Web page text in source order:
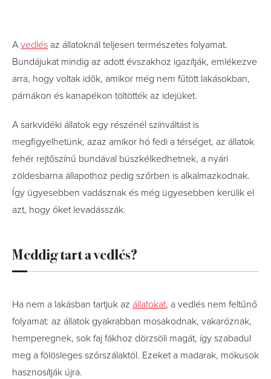
A vedlés az állatoknál teljesen természetes folyamat.
Bundájukat mindig az adott évszakhoz igazítják, emlékezve
arra, hogy voltak idők, amikor még nem fűtött lakásokban,
párnákon és kanapékon töltötték az idejüket.
A sarkvidéki állatok egy részénél színváltást is
megfigyelhetünk, azaz amikor hó fedi a térséget, az állatok
fehér rejtőszínű bundával büszkélkedhetnek, a nyári
zöldesbarna állapothoz pedig szőrben is alkalmazkodnak.
Így ügyesebben vadásznak és még ügyesebben kerülik el
azt, hogy őket levadásszák.
Meddig tart a vedlés?
Ha nem a lakásban tartjuk az állatokat, a vedlés nem feltűnő
folyamat: az állatok gyakrabban mosakodnak, vakaróznak,
hemperegnek, sok faj fákhoz dörzsöli magát, így szabadul
meg a fölösleges szőrszálaktól. Ezeket a madarak, mókusok
hasznosítják újra.